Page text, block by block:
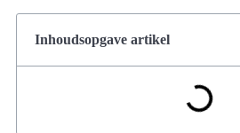
Inhoudsopgave artikel